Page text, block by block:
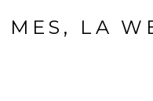
MES, LA